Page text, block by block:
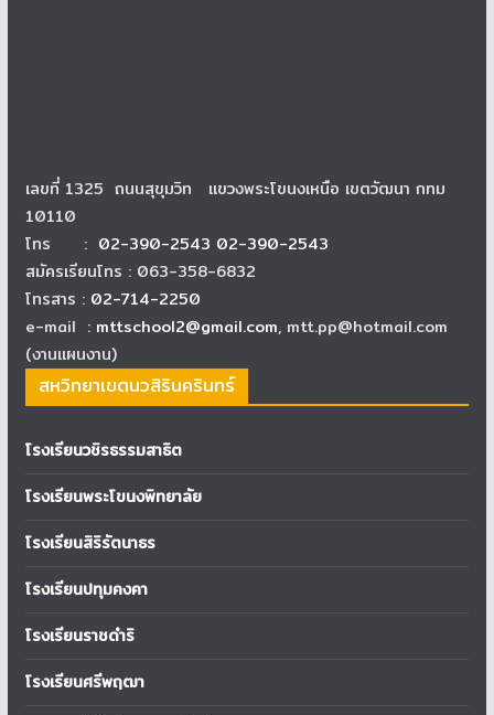
เลขที่ 1325 ถนนสุขุมวิท แขวงพระโขนงเหนือ เขตวัฒนา กทม
10110
โทร : 02-390-2543 02-390-2543
สมัครเรียนโทร : 063-358-6832
โทรสาร : 02-714-2250
e-mail : mttschool2@gmail.com, mtt.pp@hotmail.com
(งานแผนงาน)
สหวิทยาเขตนวสิรินครินทร์
โรงเรียนวชิรธรรมสาธิต
โรงเรียนพระโขนงพิทยาลัย
โรงเรียนสิริรัตนาธร
โรงเรียนปทุมคงคา
โรงเรียนราชดำริ
โรงเรียนศรีพฤฒา